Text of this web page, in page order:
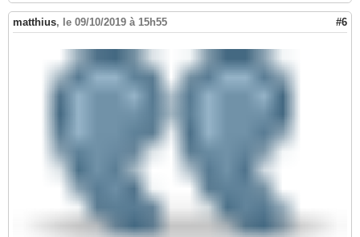
matthius, le 09/10/2019 à 15h55 #6